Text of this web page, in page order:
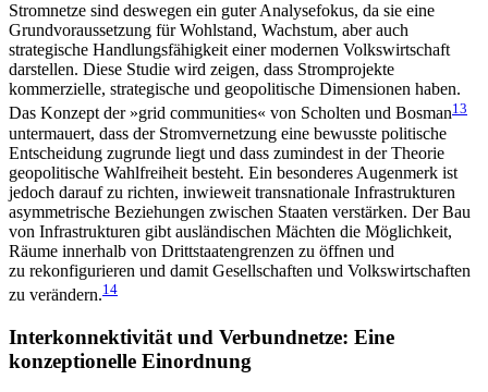
Stromnetze sind deswegen ein guter Analysefokus, da sie eine
Grundvoraussetzung für Wohlstand, Wachstum, aber auch
strategische Handlungsfähigkeit einer modernen Volkswirtschaft
darstellen. Diese Studie wird zeigen, dass Stromprojekte
kommerzielle, strategische und geopolitische Dimensionen haben.
Das Konzept der »grid communities« von Scholten und Bosman13
untermauert, dass der Stromvernetzung eine bewusste politische
Entscheidung zugrunde liegt und dass zumindest in der Theorie
geopolitische Wahlfreiheit besteht. Ein besonderes Augenmerk ist
jedoch darauf zu richten, inwieweit transnationale Infrastrukturen
asymmetrische Beziehungen zwischen Staaten verstärken. Der Bau
von Infrastrukturen gibt ausländischen Mächten die Möglichkeit,
Räume innerhalb von Drittstaatengrenzen zu öffnen und
zu rekonfigurieren und damit Gesellschaften und Volkswirtschaften
zu verändern.14
Interkonnektivität und Verbundnetze: Eine
konzeptionelle Einordnung